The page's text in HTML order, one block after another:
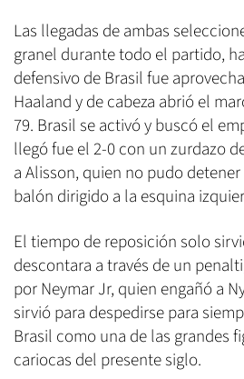
Las llegadas de ambas
granel durante todo el partido,
defensivo de Brasil fue
Haaland y de cabeza abrió el
79. Brasil se activó y buscó el
llegó fue el 2-0 con un zurdazo
a Alisson, quien no pudo
balón dirigido a la esquina
El tiempo de reposición solo
descontara a través de un
por Neymar Jr, quien engañó a
sirvió para despedirse para
Brasil como una de las grandes
cariocas del presente siglo.